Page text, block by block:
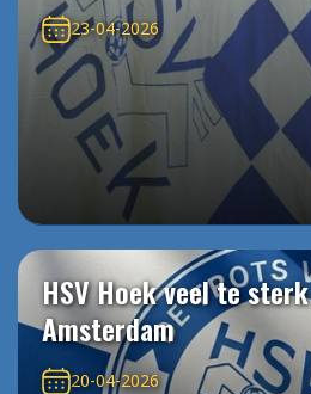
23-04-2026
HSV Hoek veel te
Amsterdam
20-04-2026